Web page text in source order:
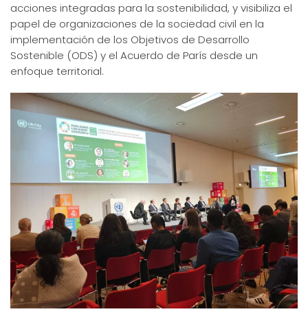
acciones integradas para la sostenibilidad, y visibiliza el
papel de organizaciones de la sociedad civil en la
implementación de los Objetivos de Desarrollo
Sostenible (ODS) y el Acuerdo de París desde un
enfoque territorial.